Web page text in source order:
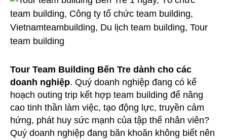
Tour Team Building Bến Tre dành cho các
doanh nghiệp. Quý doanh nghiệp đang có kế
hoạch outing trip kết hợp team building để nâng
cao tinh thần làm việc, tạo động lực, truyền cảm
hứng, phát huy sức mạnh của tập thể nhân viên?
Quý doanh nghiệp đang băn khoăn không biết nên